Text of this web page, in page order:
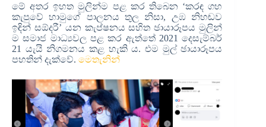
මේ අතර ඉහත මුලින්ම පළ කර තිබෙන ‘කරඳ ගහ
කැපුවේ හාමුගේ පාලනය තුල නිසා, උඹ නිහඬව
ඉඳින් සඕදරී’ යන කැප්ෂනය සහිත ඡායාරූපය මුලින්
ම සමාජ මාධ්‍යවල පළ කර ඇත්තේ 2021 දෙසැම්බර්
21 යැයි නිගමනය කළ හැකි ය. එම මුල් ඡායාරූපය
පහතින් දැක්වේ. මෙතැනින්